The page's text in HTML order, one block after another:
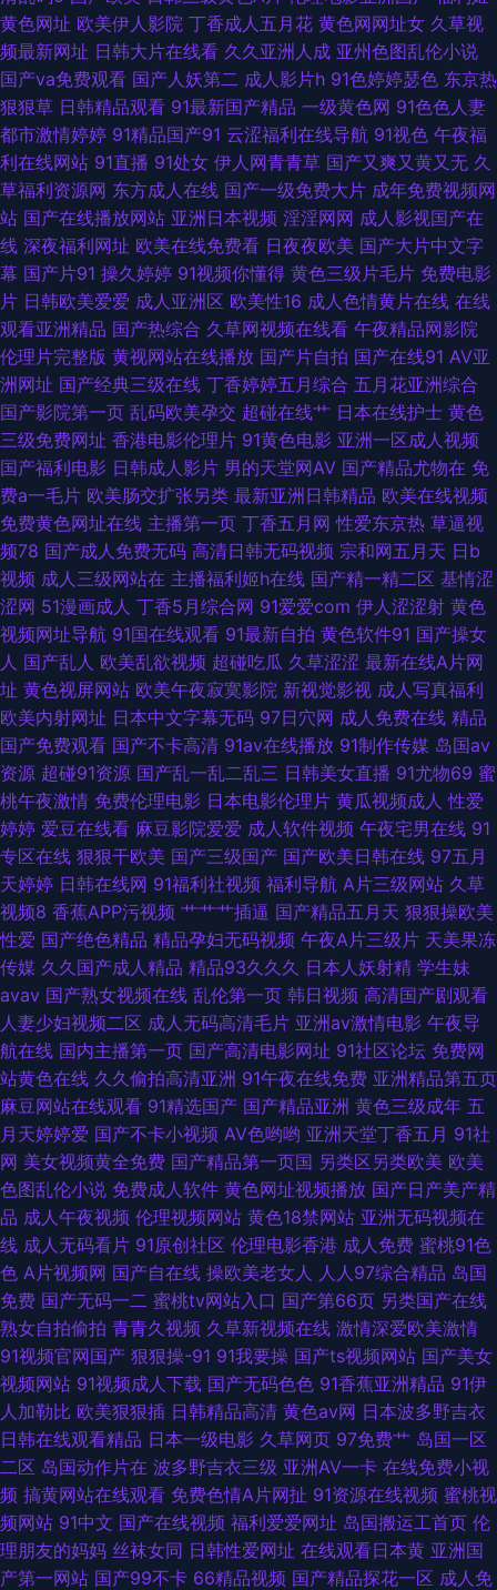
品3 久久福利站 国产一区日韩欧美 岛国aV在线免费 成人av传媒 AV伦理电影
院 99TV污黄 91后入极品jK 影音av操逼 午夜福利艹牛B 三级片直播网站 日
本a级电影网址 欧美综合性 麻豆黄色一色片 九一国产视频在线 激情文学亚洲
国产片91 岛国动作片 肏屄一区二区 AV无码偷拍 91在线丝袜 91国产网站 尤
物网址在线观看 亚洲日韩欧美性爱 亚洲成人午夜天堂 亚洲黄色黄色网址 日
韩在线导航 人人操热超碰 欧美肏屄网 久久精品传媒视频 老司机AV88 另类
啪啪 含羞草av试看 九一视频道免费 九一免费观看网站 黄色片子看 九九这里
只有精品 18AV爱爱 99爱操 91只有精品 av三级网址 91丝瓜 伊人资源站 亚洲
四虎有码中文 影音先锋三级理论 天天干视频网 瑟瑟1qu2qu 日韩无码剧场
欧美老女肏屄视频 欧韩午夜视频 欧美大成色 欧美性爱人与兽 人妖看片AV网
站 欧美激情色色 美女微拍福利 男人资源avtt 九一美女视频 九九热超碰精品
精品国产网站 国产一级自拍 天堂在线97 四虎午夜剧场 婷婷天天日 香蕉视频
下载污 亚洲海角天堂 婷婷碰碰 午夜黄色伦理 色五月在线 天天干在线激情 午
夜久久香蕉福利 足交在线视频 一本道资源站 最新3p国产 香蕉视频成人 肏屄
五月天 蜜桃午夜剧场 91香蕉国产
黄色网址 欧美伊人影院 丁香成人五月花 黄色网网址女 久草视
频最新网址 日韩大片在线看 久久亚洲人成 亚州色图乱伦小说
国产va免费观看 国产人妖第二 成人影片h 91色婷婷瑟色 东京热
狠狠草 日韩精品观看 91最新国产精品 一级黄色网 91色色人妻
都市激情婷婷 91精品国产91 云涩福利在线导航 91视色 午夜福
利在线网站 91直播 91处女 伊人网青青草 国产又爽又黄又无 久
草福利资源网 东方成人在线 国产一级免费大片 成年免费视频网
站 国产在线播放网站 亚洲日本视频 淫淫网网 成人影视国产在
线 深夜福利网址 欧美在线免费看 日夜夜欧美 国产大片中文字
幕 国产片91 操久婷婷 91视频你懂得 黄色三级片毛片 免费电影
片 日韩欧美爱爱 成人亚洲区 欧美性16 成人色情黄片在线 在线
观看亚洲精品 国产热综合 久草网视频在线看 午夜精品网影院
伦理片完整版 黄视网站在线播放 国产片自拍 国产在线91 AV亚
洲网址 国产经典三级在线 丁香婷婷五月综合 五月花亚洲综合
国产影院第一页 乱码欧美孕交 超碰在线艹 日本在线护士 黄色
三级免费网址 香港电影伦理片 91黄色电影 亚洲一区成人视频
国产福利电影 日韩成人影片 男的天堂网AV 国产精品尤物在 免
费a一毛片 欧美肠交扩张另类 最新亚洲日韩精品 欧美在线视频
免费黄色网址在线 主播第一页 丁香五月网 性爱东京热 草逼视
频78 国产成人免费无码 高清日韩无码视频 宗和网五月天 日b
视频 成人三级网站在 主播福利姬h在线 国产精一精二区 基情涩
涩网 51漫画成人 丁香5月综合网 91爱爱com 伊人涩涩射 黄色
视频网址导航 91国在线观看 91最新自拍 黄色软件91 国产操女
人 国产乱人 欧美乱欲视频 超碰吃瓜 久草涩涩 最新在线A片网
址 黄色视屏网站 欧美午夜寂寞影院 新视觉影视 成人写真福利
欧美内射网址 日本中文字幕无码 97日穴网 成人免费在线 精品
国产免费观看 国产不卡高清 91av在线播放 91制作传媒 岛国av
资源 超碰91资源 国产乱一乱二乱三 日韩美女直播 91尤物69 蜜
桃午夜激情 免费伦理电影 日本电影伦理片 黄瓜视频成人 性爱
婷婷 爱豆在线看 麻豆影院爱爱 成人软件视频 午夜宅男在线 91
专区在线 狠狠干欧美 国产三级国产 国产欧美日韩在线 97五月
天婷婷 日韩在线网 91福利社视频 福利导航 A片三级网站 久草
视频8 香蕉APP污视频 艹艹艹插逼 国产精品五月天 狠狠操欧美
性爱 国产绝色精品 精品孕妇无码视频 午夜A片三级片 天美果冻
传媒 久久国产成人精品 精品93久久久 日本人妖射精 学生妹
avav 国产熟女视频在线 乱伦第一页 韩日视频 高清国产剧观看
人妻少妇视频二区 成人无码高清毛片 亚洲av激情电影 午夜导
航在线 国内主播第一页 国产高清电影网址 91社区论坛 免费网
站黄色在线 久久偷拍高清亚洲 91午夜在线免费 亚洲精品第五页
麻豆网站在线观看 91精选国产 国产精品亚洲 黄色三级成年 五
月天婷婷爱 国产不卡小视频 AV色哟哟 亚洲天堂丁香五月 91社
网 美女视频黄全免费 国产精品第一页国 另类区另类欧美 欧美
色图乱伦小说 免费成人软件 黄色网址视频播放 国产日产美产精
品 成人午夜视频 伦理视频网站 黄色18禁网站 亚洲无码视频在
线 成人无码看片 91原创社区 伦理电影香港 成人免费 蜜桃91色
色 A片视频网 国产自在线 操欧美老女人 人人97综合精品 岛国
免费 国产无码一二 蜜桃tv网站入口 国产第66页 另类国产在线
熟女自拍偷拍 青青久视频 久草新视频在线 激情深爱欧美激情
91视频官网国产 狠狠操-91 91我要操 国产ts视频网站 国产美女
视频网站 91视频成人下载 国产无码色色 91香蕉亚洲精品 91伊
人加勒比 欧美狠狠插 日韩精品高清 黄色av网 日本波多野吉衣
日韩在线观看精品 日本一级电影 久草网页 97免费艹 岛国一区
二区 岛国动作片在 波多野吉衣三级 亚洲AV一卡 在线免费小视
频 搞黄网站在线观看 免费色情A片网扯 91资源在线视频 蜜桃视
频网站 91中文 国产在线视频 福利爱爱网址 岛国搬运工首页 伦
理朋友的妈妈 丝袜女同 日韩性爱网址 在线观看日本黄 亚洲国
产第一网站 国产99不卡 66精品视频 国产精品探花一区 成人免